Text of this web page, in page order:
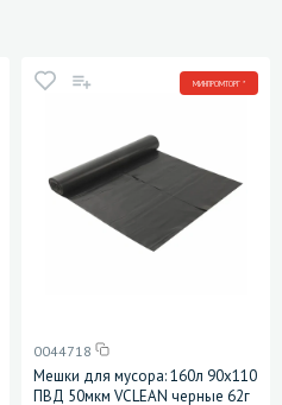
МИНПРОМТОРГ *
0044718
Мешки для мусора: 160л 90х110
ПВД 50мкм VCLEAN черные 62г